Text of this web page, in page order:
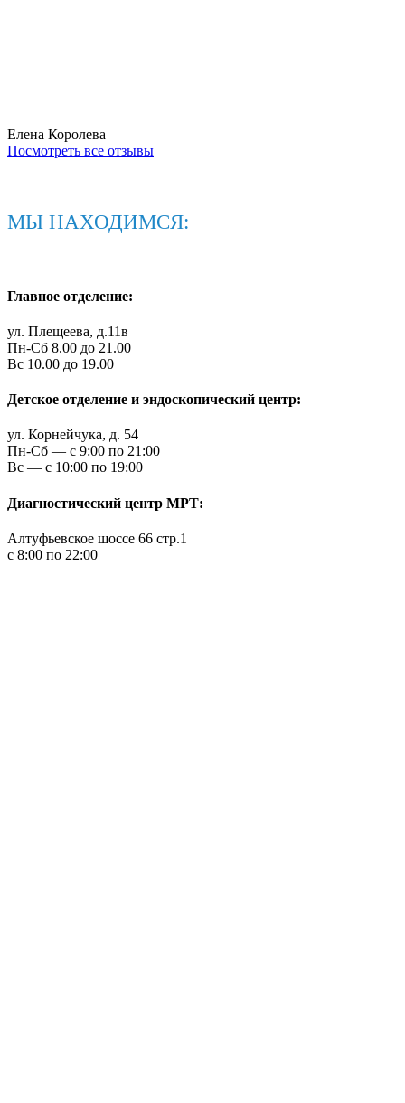
Елена Королева
Посмотреть все отзывы
МЫ НАХОДИМСЯ:
Главное отделение:
ул. Плещеева, д.11в
Пн-Сб 8.00 до 21.00
Вс 10.00 до 19.00
Детское отделение и эндоскопический центр:
ул. Корнейчука, д. 54
Пн-Сб — c 9:00 по 21:00
Вс — с 10:00 по 19:00
Диагностический центр МРТ:
Алтуфьевское шоссе 66 стр.1
c 8:00 по 22:00